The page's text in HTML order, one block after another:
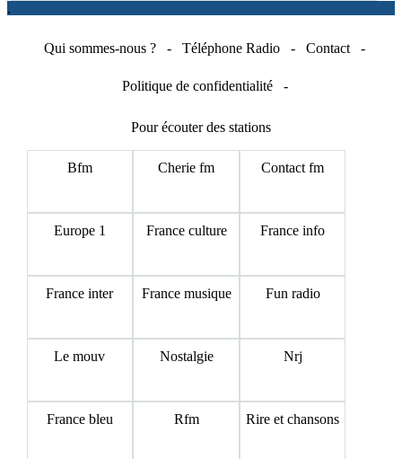
.
Qui sommes-nous ? - Téléphone Radio - Contact -
Politique de confidentialité -
Pour écouter des stations
Bfm Cherie fm Contact fm
Europe 1 France culture France info
France inter France musique Fun radio
Le mouv Nostalgie Nrj
France bleu Rfm Rire et chansons